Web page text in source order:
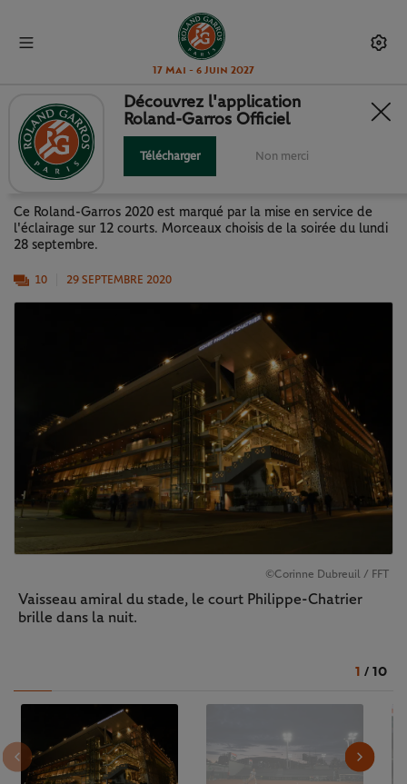
17 Mai - 6 Juin 2027
ROLAND-GARROS 2020 "BY
NIGHT"
Ce Roland-Garros 2020 est marqué par la mise en service de
l'éclairage sur 12 courts. Morceaux choisis de la soirée du lundi
28 septembre.
10 29 SEPTEMBRE 2020
©Corinne Dubreuil / FFT
Vaisseau amiral du stade, le court Philippe-Chatrier
brille dans la nuit.
1 / 10
Découvrez l'application
Roland-Garros Officiel
Télécharger Non merci